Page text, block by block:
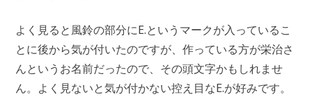
よく見ると風鈴の部分にE.というマークが入っているこ
とに後から気が付いたのですが、作っている方が栄治さ
んというお名前だったので、その頭文字かもしれませ
ん。よく見ないと気が付かない控え目なE.が好みです。